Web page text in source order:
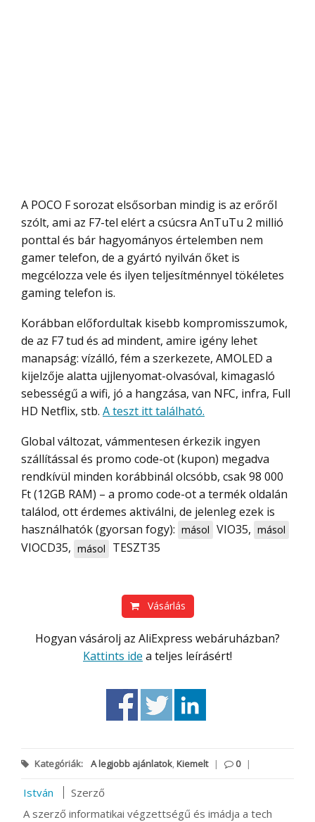
A POCO F sorozat elsősorban mindig is az erőről
szólt, ami az F7-tel elért a csúcsra AnTuTu 2 millió
ponttal és bár hagyományos értelemben nem
gamer telefon, de a gyártó nyilván őket is
megcélozza vele és ilyen teljesítménnyel tökéletes
gaming telefon is.
Korábban előfordultak kisebb kompromisszumok,
de az F7 tud és ad mindent, amire igény lehet
manapság: vízálló, fém a szerkezete, AMOLED a
kijelzője alatta ujjlenyomat-olvasóval, kimagasló
sebességű a wifi, jó a hangzása, van NFC, infra, Full
HD Netflix, stb. A teszt itt található.
Global változat, vámmentesen érkezik ingyen
szállítással és promo code-ot (kupon) megadva
rendkívül minden korábbinál olcsóbb, csak 98 000
Ft (12GB RAM) – a promo code-ot a termék oldalán
találod, ott érdemes aktiválni, de jelenleg ezek is
használhatók (gyorsan fogy): másol VIO35, másol
VIOCD35, másol TESZT35
Vásárlás
Hogyan vásárolj az AliExpress webáruházban?
Kattints ide a teljes leírásért!
Kategóriák: A legjobb ajánlatok,Kiemelt | 0 |
István
Szerző
A szerző informatikai végzettségű és imádja a tech